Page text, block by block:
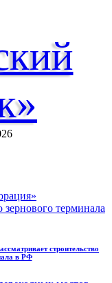
строительство
в РФ